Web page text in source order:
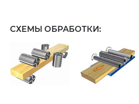
СХЕМЫ ОБРАБОТКИ: